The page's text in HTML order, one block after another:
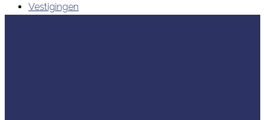
Vestigingen